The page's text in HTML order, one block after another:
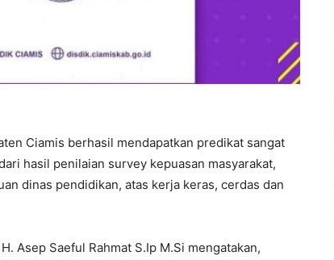
Ciamis berhasil mendapatkan predikat sangat
hasil penilaian survey kepuasan masyarakat,
dinas pendidikan, atas kerja keras, cerdas dan
Asep Saeful Rahmat S.Ip M.Si mengatakan,